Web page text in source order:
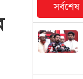
সর্বশেষ